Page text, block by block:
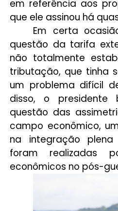
em referência aos
que ele assinou há
Em certa
questão da tarifa
não totalmente
tributação, que tinha
um problema difícil
disso, o presidente
questão das
campo econômico,
na integração
foram realizadas
econômicos no pós-